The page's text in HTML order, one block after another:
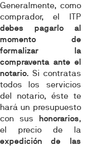
Generalmente, como
comprador, el ITP
debes pagarlo al
momento de
formalizar la
compraventa ante el
notario. Si contratas
todos los servicios
del notario, éste te
hará un presupuesto
con sus
honorarios,
el precio de la
expedición de las